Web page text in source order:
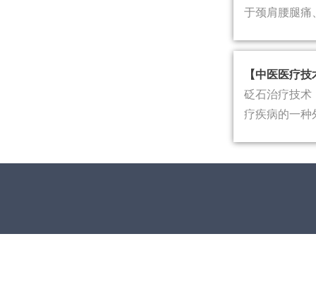
于颈肩腰腿痛
【中医医疗
砭石治疗技术
疗疾病的一种